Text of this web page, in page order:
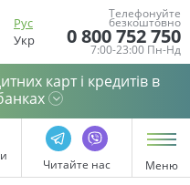
Рус
Укр
Телефонуйте
безкоштовно
0 800 752 750
7:00-23:00 Пн-Нд
карт і кредитів в
Читайте нас Меню